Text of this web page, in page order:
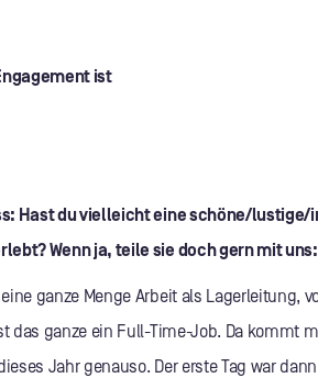
ist
Hast du vielleicht eine schöne/
Wenn ja, teile sie doch gern mit uns:
ganze Menge Arbeit als Lagerleitung,
das ganze ein Full-Time-Job. Da kommt
Jahr genauso. Der erste Tag war